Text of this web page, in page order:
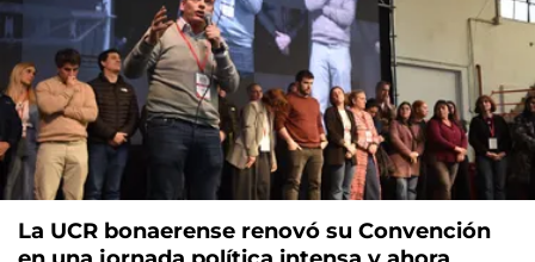
La UCR bonaerense renovó su Convención